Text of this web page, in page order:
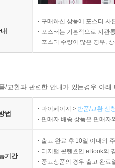
구매하신 상품에 포스터 사
포스터는 기본적으로 지관
포스터 수량이 많은 경우,
/교환과 관련한 안내가 있는경우 아
법
마이페이지 > 반품/교환 신
판매자 배송 상품은 판매자
기간
출고 완료 후 10일 이내의
디지털 콘텐츠인 eBook의
중고상품의 경우 출고 완료